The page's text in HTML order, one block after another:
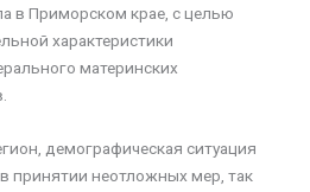
в Приморском крае, с целью
характеристики
материнских
демографическая ситуация
принятии неотложных мер, так